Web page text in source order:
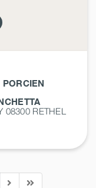
08300 RETHEL